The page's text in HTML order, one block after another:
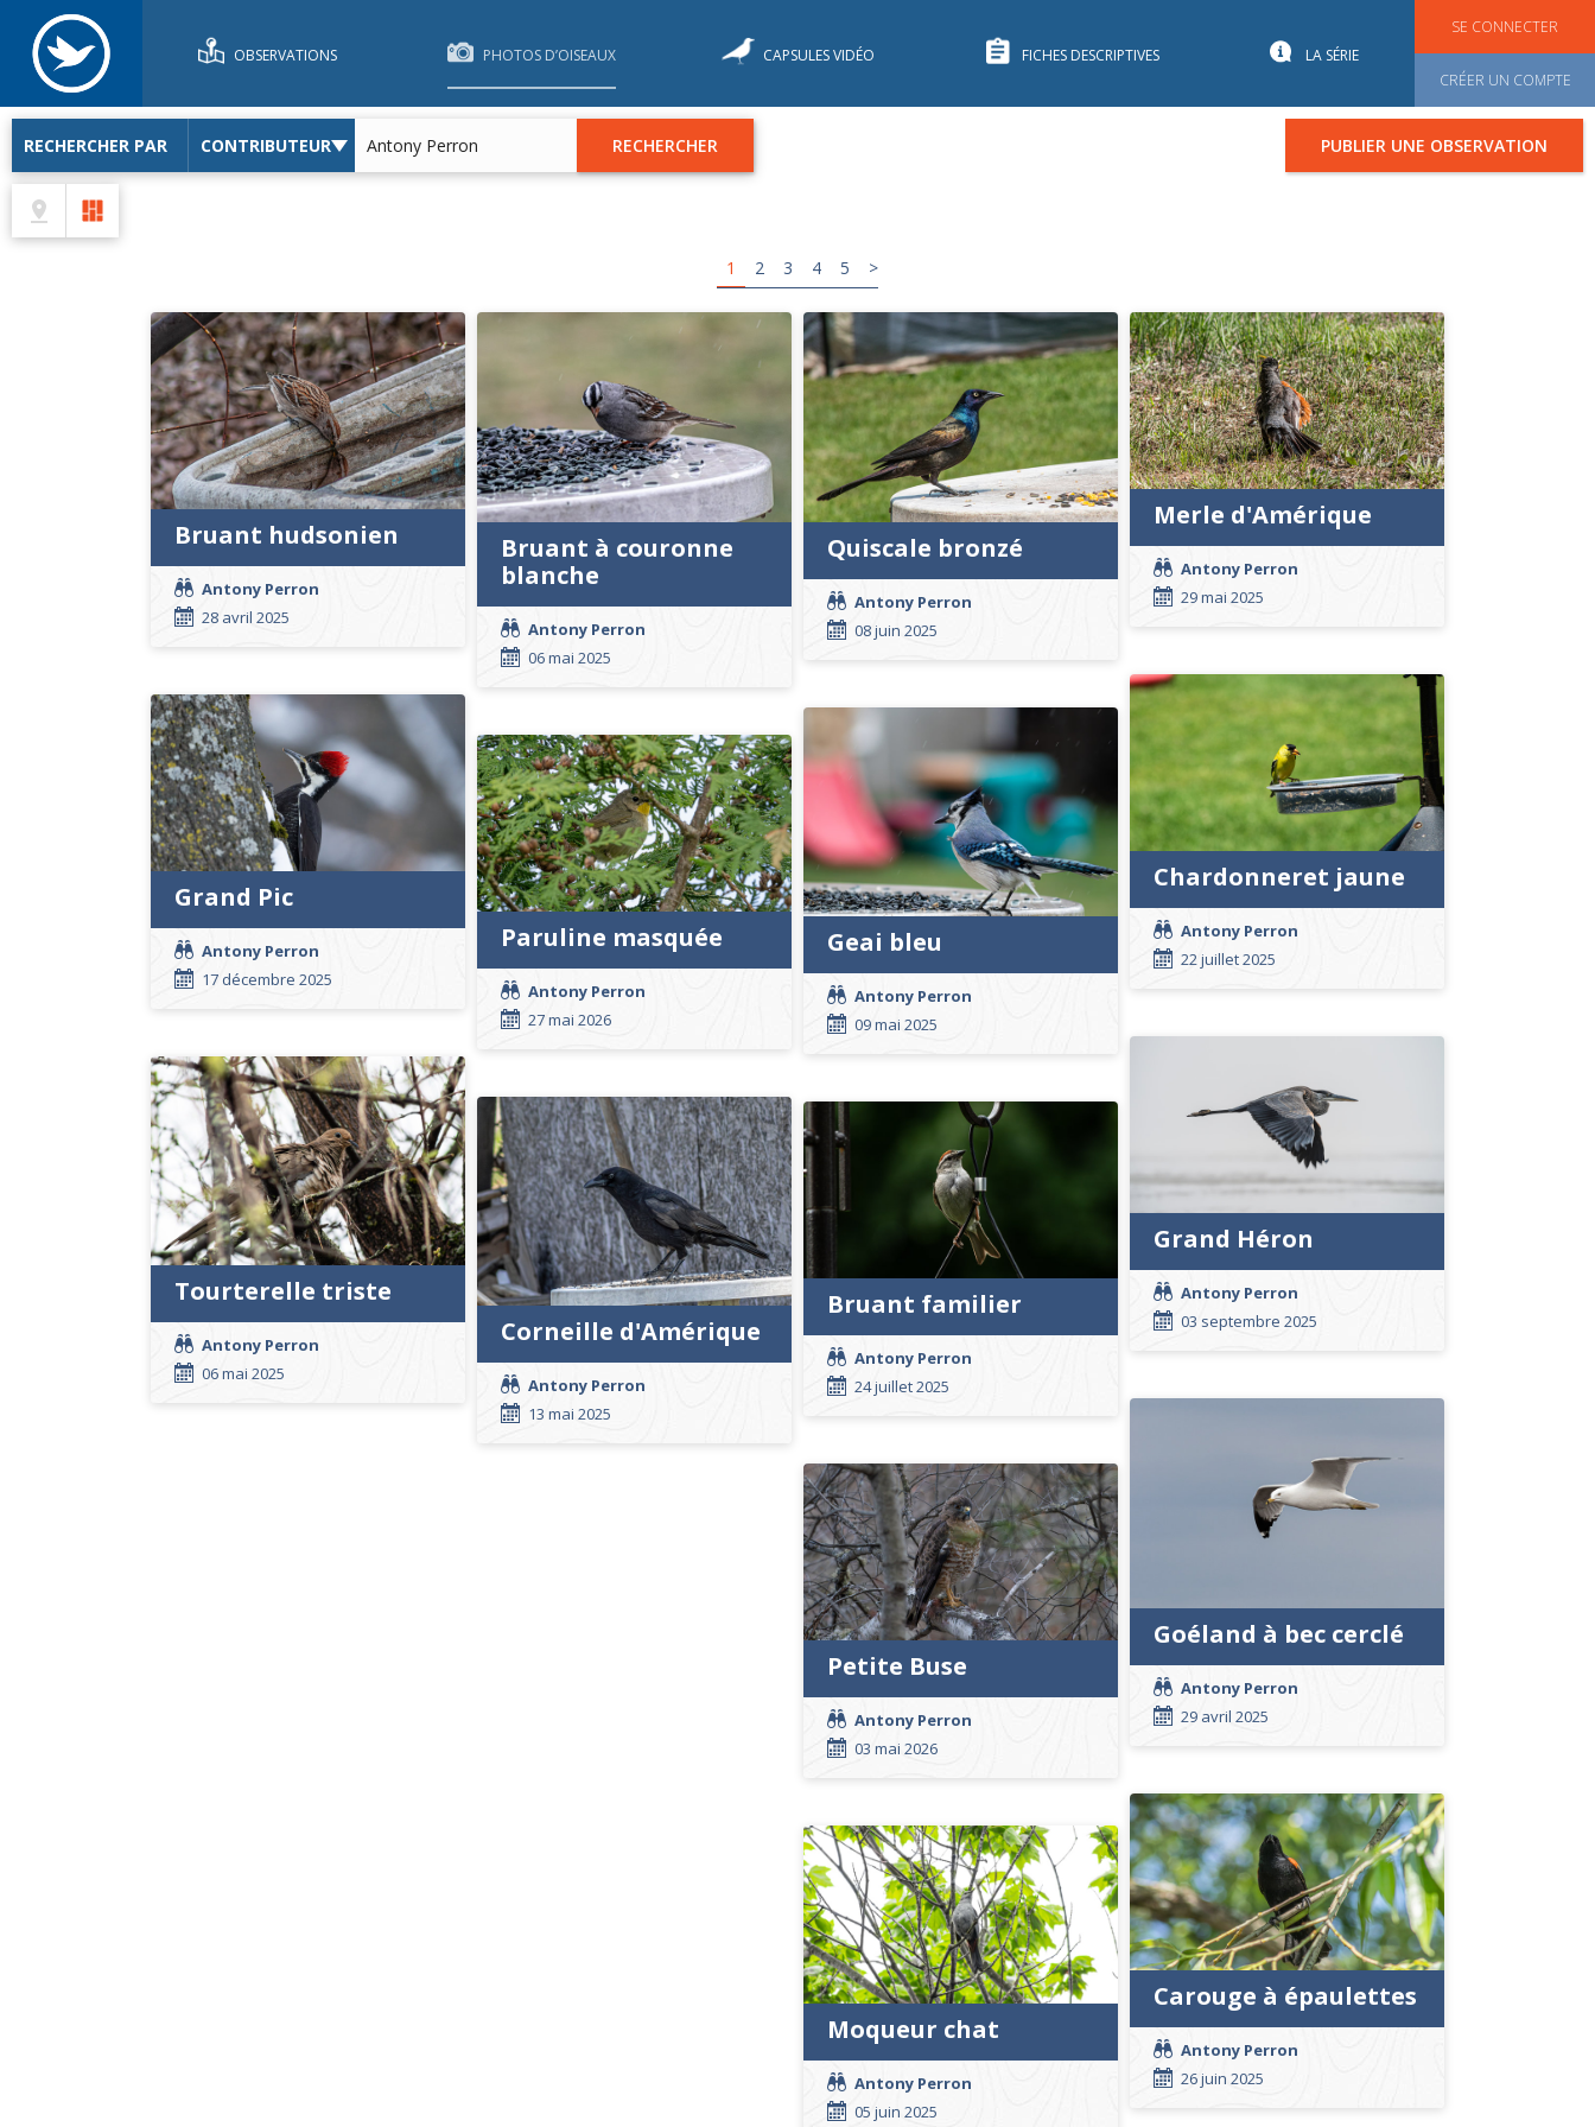
SE CONNECTER
CRÉER UN COMPTE
OBSERVATIONS PHOTOS D’OISEAUX CAPSULES VIDÉO FICHES DESCRIPTIVES LA SÉRIE
RECHERCHER PAR RECHERCHER PUBLIER UNE OBSERVATION
1 2 3 4 5 >
Bruant hudsonien
Antony Perron
28 avril 2025
Grand Pic
Antony Perron
17 décembre 2025
Tourterelle triste
Antony Perron
06 mai 2025
Bruant à couronne
blanche
Antony Perron
06 mai 2025
Paruline masquée
Antony Perron
27 mai 2026
Corneille d'Amérique
Antony Perron
13 mai 2025
Quiscale bronzé
Antony Perron
08 juin 2025
Geai bleu
Antony Perron
09 mai 2025
Bruant familier
Antony Perron
24 juillet 2025
Petite Buse
Antony Perron
03 mai 2026
Moqueur chat
Antony Perron
05 juin 2025
Merle d'Amérique
Antony Perron
29 mai 2025
Chardonneret jaune
Antony Perron
22 juillet 2025
Grand Héron
Antony Perron
03 septembre 2025
Goéland à bec cerclé
Antony Perron
29 avril 2025
Carouge à épaulettes
Antony Perron
26 juin 2025